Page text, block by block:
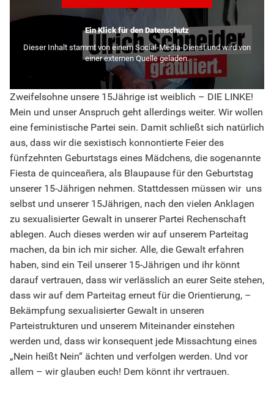
Ein Klick für den Datenschutz
Dieser Inhalt stammt von einem Social-Media-Dienst und wird von
einer externen Quelle geladen.
Zweifelsohne unsere 15Jährige ist weiblich – DIE LINKE!
Mein und unser Anspruch geht allerdings weiter. Wir wollen
eine feministische Partei sein. Damit schließt sich natürlich
aus, dass wir die sexistisch konnontierte Feier des
fünfzehnten Geburtstags eines Mädchens, die sogenannte
Fiesta de quinceañera, als Blaupause für den Geburtstag
unserer 15-Jährigen nehmen. Stattdessen müssen wir uns
selbst und unserer 15Jährigen, nach den vielen Anklagen
zu sexualisierter Gewalt in unserer Partei Rechenschaft
ablegen. Auch dieses werden wir auf unserem Parteitag
machen, da bin ich mir sicher. Alle, die Gewalt erfahren
haben, sind ein Teil unserer 15-Jährigen und ihr könnt
darauf vertrauen, dass wir verlässlich an eurer Seite stehen,
dass wir auf dem Parteitag erneut für die Orientierung, –
Bekämpfung sexualisierter Gewalt in unseren
Parteistrukturen und unserem Miteinander einstehen
werden und, dass wir konsequent jede Missachtung eines
„Nein heißt Nein“ ächten und verfolgen werden. Und vor
allem – wir glauben euch! Dem könnt ihr vertrauen.